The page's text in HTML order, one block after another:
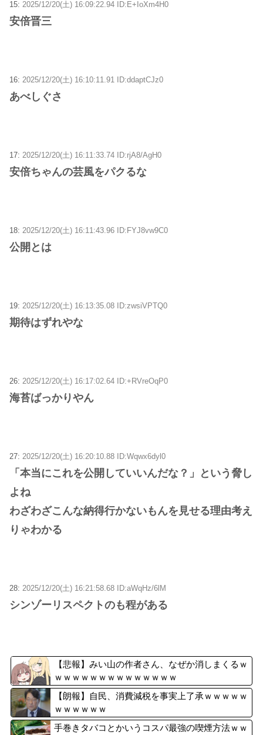
15: 2025/12/20(土) 16:09:22.94 ID:E+IoXm4H0
安倍晋三
16: 2025/12/20(土) 16:10:11.91 ID:ddaptCJz0
あべしぐさ
17: 2025/12/20(土) 16:11:33.74 ID:rjA8/AgH0
安倍ちゃんの芸風をパクるな
18: 2025/12/20(土) 16:11:43.96 ID:FYJ8vw9C0
公開とは
19: 2025/12/20(土) 16:13:35.08 ID:zwsiVPTQ0
期待はずれやな
26: 2025/12/20(土) 16:17:02.64 ID:+RVreOqP0
海苔ばっかりやん
27: 2025/12/20(土) 16:20:10.88 ID:Wqwx6dyl0
「本当にこれを公開していいんだな？」という脅し
よね
わざわざこんな納得行かないもんを見せる理由考え
りゃわかる
28: 2025/12/20(土) 16:21:58.68 ID:aWqHz/6lM
シンゾーリスペクトのも程がある
【悲報】みい山の作者さん、なぜか消しまくるｗ
ｗｗｗｗｗｗｗｗｗｗｗｗｗｗ
【朗報】自民、消費減税を事実上了承ｗｗｗｗｗ
ｗｗｗｗｗｗ
手巻きタバコとかいうコスパ最強の喫煙方法ｗｗ